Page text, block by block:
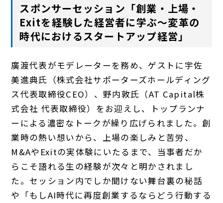
スポンサーセッション「創業・上場・
Exitを経験した経営者に学ぶ～変革の
時代におけるスタートアップ経営」
廣渡代表がモデレーターを務め、ゲストに宇佐
美進典氏（株式会社サポーターズホールディング
ス代表取締役CEO）、野内敦氏（AT Capital株
式会社 代表取締役）をお迎えし、トップランナ
ーによる濃密なトークが繰り広げられました。創
業時の熱い想いから、上場の楽しみと苦労、
M&AやExitの実体験にいたるまで、当事者だか
らこそ語れる生の経験が次々と明かされまし
た。セッション内でしか聞けない舞台裏の秘話
や「もしAI時代に再度創業するならどう行動する